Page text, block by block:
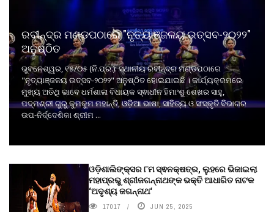
ରବୀନ୍ଦ୍ର ମଣ୍ଡପଠାରେ "ନୃତ୍ୟାଞ୍ଜଳୟ ଉତ୍ସବ-୨୦୨୨"
ଅନୁଷ୍ଠିତ
ଭୁବନେଶ୍ୱର, ୧୫/୦୫ (ନି.ପ୍ର.): ସ୍ଥାନୀୟ ରବୀନ୍ଦ୍ର ମଣ୍ଡପଠାରେ
"ନୃତ୍ୟାଞ୍ଜଳୟ ଉତ୍ସବ-୨୦୨୨" ଅନୁଷ୍ଠିତ ହୋଇଯାଇଛି । କାର୍ଯ୍ୟକ୍ରମରେ
ମୁଖ୍ୟ ଅତିଥି ଭାବେ ଧର୍ମଶାଳା ବିଧାୟକ ସ୍ଵାଧୀନ ହିମାଂଶୁ ଶେଖର ସାହୁ,
ପଦ୍ମଶ୍ରୀ ଗୁରୁ କୁମକୁମ ମହାନ୍ତି, ଓଡ଼ିଆ ଭାଷା, ସାହିତ୍ୟ ଓ ସଂସ୍କୃତି ବିଭାଗର
ଉପ-ନିର୍ଦ୍ଦେଶିକା ଶ୍ରୀମ ...
ଓଡ଼ିଶାଲିଙ୍କ୍ସର ୮ମ ସ୍ଵନକ୍ଷତ୍ର, ଲୁହରେ ଭିଜାଇଲା
ମହାପ୍ରଭୁ ଶ୍ରୀଜଗନ୍ନାଥଙ୍କ ଭକ୍ତି ଆଧାରିତ ନାଟକ
‘ଅଦୃଶ୍ୟ ଜଗନ୍ନାଥ‘
17017 JUN 25, 2025